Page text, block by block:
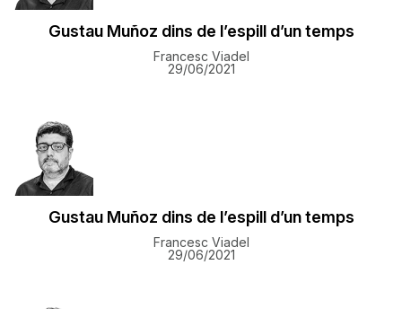
Gustau Muñoz dins de l’espill d’un temps
Francesc Viadel
29/06/2021
Gustau Muñoz dins de l’espill d’un temps
Francesc Viadel
29/06/2021